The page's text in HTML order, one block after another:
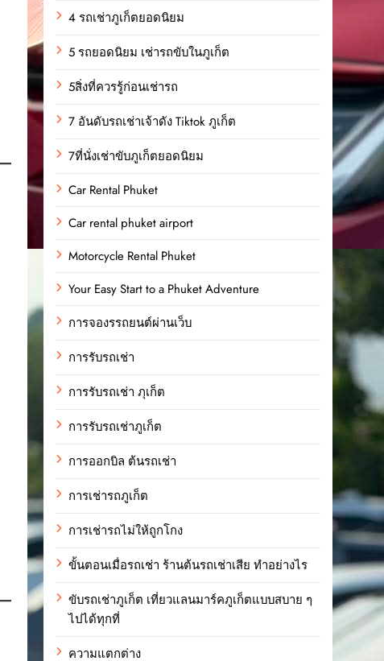
4 รถเช่าภูเก็ตยอดนิยม
5 รถยอดนิยม เช่ารถขับในภูเก็ต
5สิ่งที่ควรรู้ก่อนเช่ารถ
7 อันดับรถเช่าเจ้าดัง Tiktok ภูเก็ต
7ที่นั่งเช่าขับภูเก็ตยอดนิยม
Car Rental Phuket
Car rental phuket airport
Motorcycle Rental Phuket
Your Easy Start to a Phuket Adventure
การจองรรถยนต์ผ่านเว็บ
การรับรถเช่า
การรับรถเช่า ภุเก็ต
การรับรถเช่าภูเก็ต
การออกบิล ต้นรถเช่า
การเช่ารถภูเก็ต
การเช่ารถไม่ให้ถูกโกง
ขั้นตอนเมื่อรถเช่า ร้านต้นรถเช่าเสีย ทำอย่างไร
ขับรถเช่าภูเก็ต เที่ยวแลนมาร์คภูเก็ตแบบสบาย ๆ
ไปได้ทุกที่
ความแตกต่าง